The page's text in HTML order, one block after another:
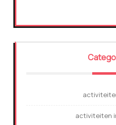
activiteiten